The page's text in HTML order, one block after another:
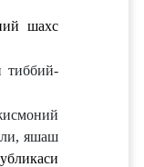
шахс
тиббий-
яшаш